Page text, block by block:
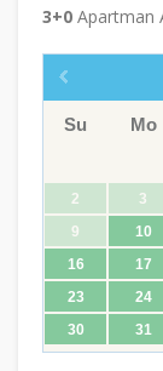
3+0 Apartman
Su Mo
2
3
9
10
16
17
23
24
30
31